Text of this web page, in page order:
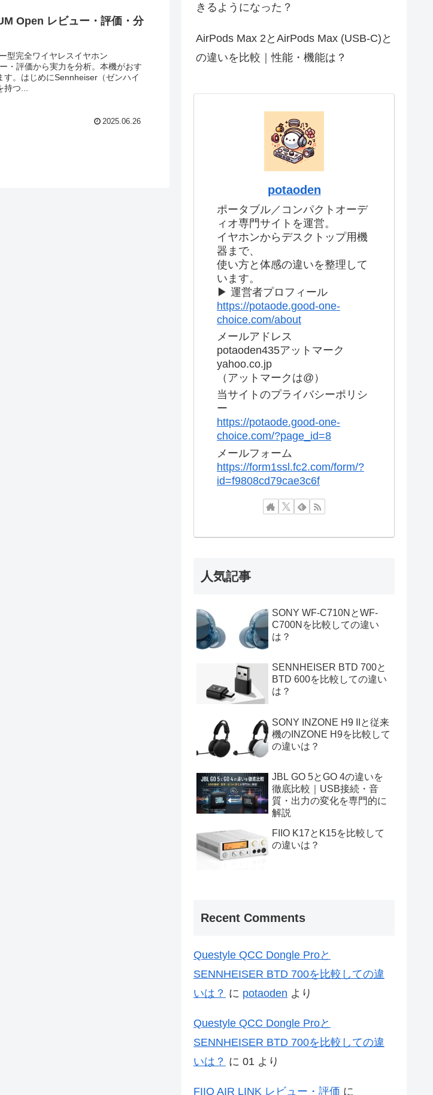
Open レビュー・評価・分
型完全ワイヤレスイヤホン
・評価から実力を分析。本機がおす
。はじめにSennheiser（ゼンハイ
つ...
2025.06.26
きるようになった？
AirPods Max 2とAirPods Max (USB-C)と
の違いを比較｜性能・機能は？
potaoden
ポータブル／コンパクトオーデ
ィオ専門サイトを運営。
イヤホンからデスクトップ用機
器まで、
使い方と体感の違いを整理して
います。
▶ 運営者プロフィール
https://potaode.good-one-
choice.com/about
メールアドレス
potaoden435アットマーク
yahoo.co.jp
（アットマークは@）
当サイトのプライバシーポリシ
ー
https://potaode.good-one-
choice.com/?page_id=8
メールフォーム
https://form1ssl.fc2.com/form/?
id=f9808cd79cae3c6f
人気記事
SONY WF-C710NとWF-
C700Nを比較しての違い
は？
SENNHEISER BTD 700と
BTD 600を比較しての違い
は？
SONY INZONE H9 IIと従来
機のINZONE H9を比較して
の違いは？
JBL GO 5とGO 4の違いを
徹底比較｜USB接続・音
質・出力の変化を専門的に
解説
FIIO K17とK15を比較して
の違いは？
Recent Comments
Questyle QCC Dongle Proと
SENNHEISER BTD 700を比較しての違
いは？ に potaoden より
Questyle QCC Dongle Proと
SENNHEISER BTD 700を比較しての違
いは？ に 01 より
FIIO AIR LINK レビュー・評価 に